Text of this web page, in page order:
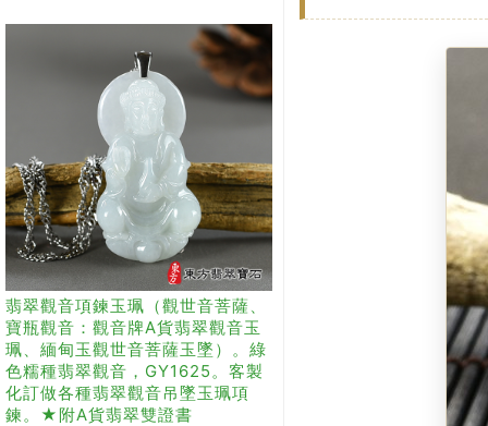
翡翠觀音項鍊玉珮（觀世音菩薩、
寶瓶觀音：觀音牌A貨翡翠觀音玉
珮、緬甸玉觀世音菩薩玉墜）。綠
色糯種翡翠觀音，GY1625。客製
化訂做各種翡翠觀音吊墜玉珮項
鍊。★附A貨翡翠雙證書